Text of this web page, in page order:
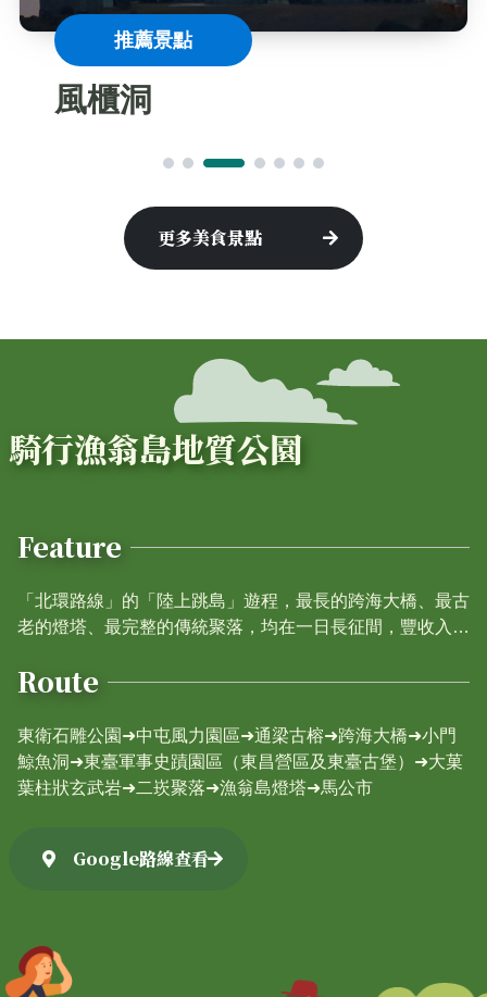
推薦景點
風櫃洞
更多美食景點
騎行漁翁島地質公園
Feature
「北環路線」的「陸上跳島」遊程，最長的跨海大橋、最古
老的燈塔、最完整的傳統聚落，均在一日長征間，豐收入
Route
東衛石雕公園➜中屯風力園區➜通梁古榕➜跨海大橋➜小門
鯨魚洞➜東臺軍事史蹟園區（東昌營區及東臺古堡）➜大菓
葉柱狀玄武岩➜二崁聚落➜漁翁島燈塔➜馬公市
Google路線查看